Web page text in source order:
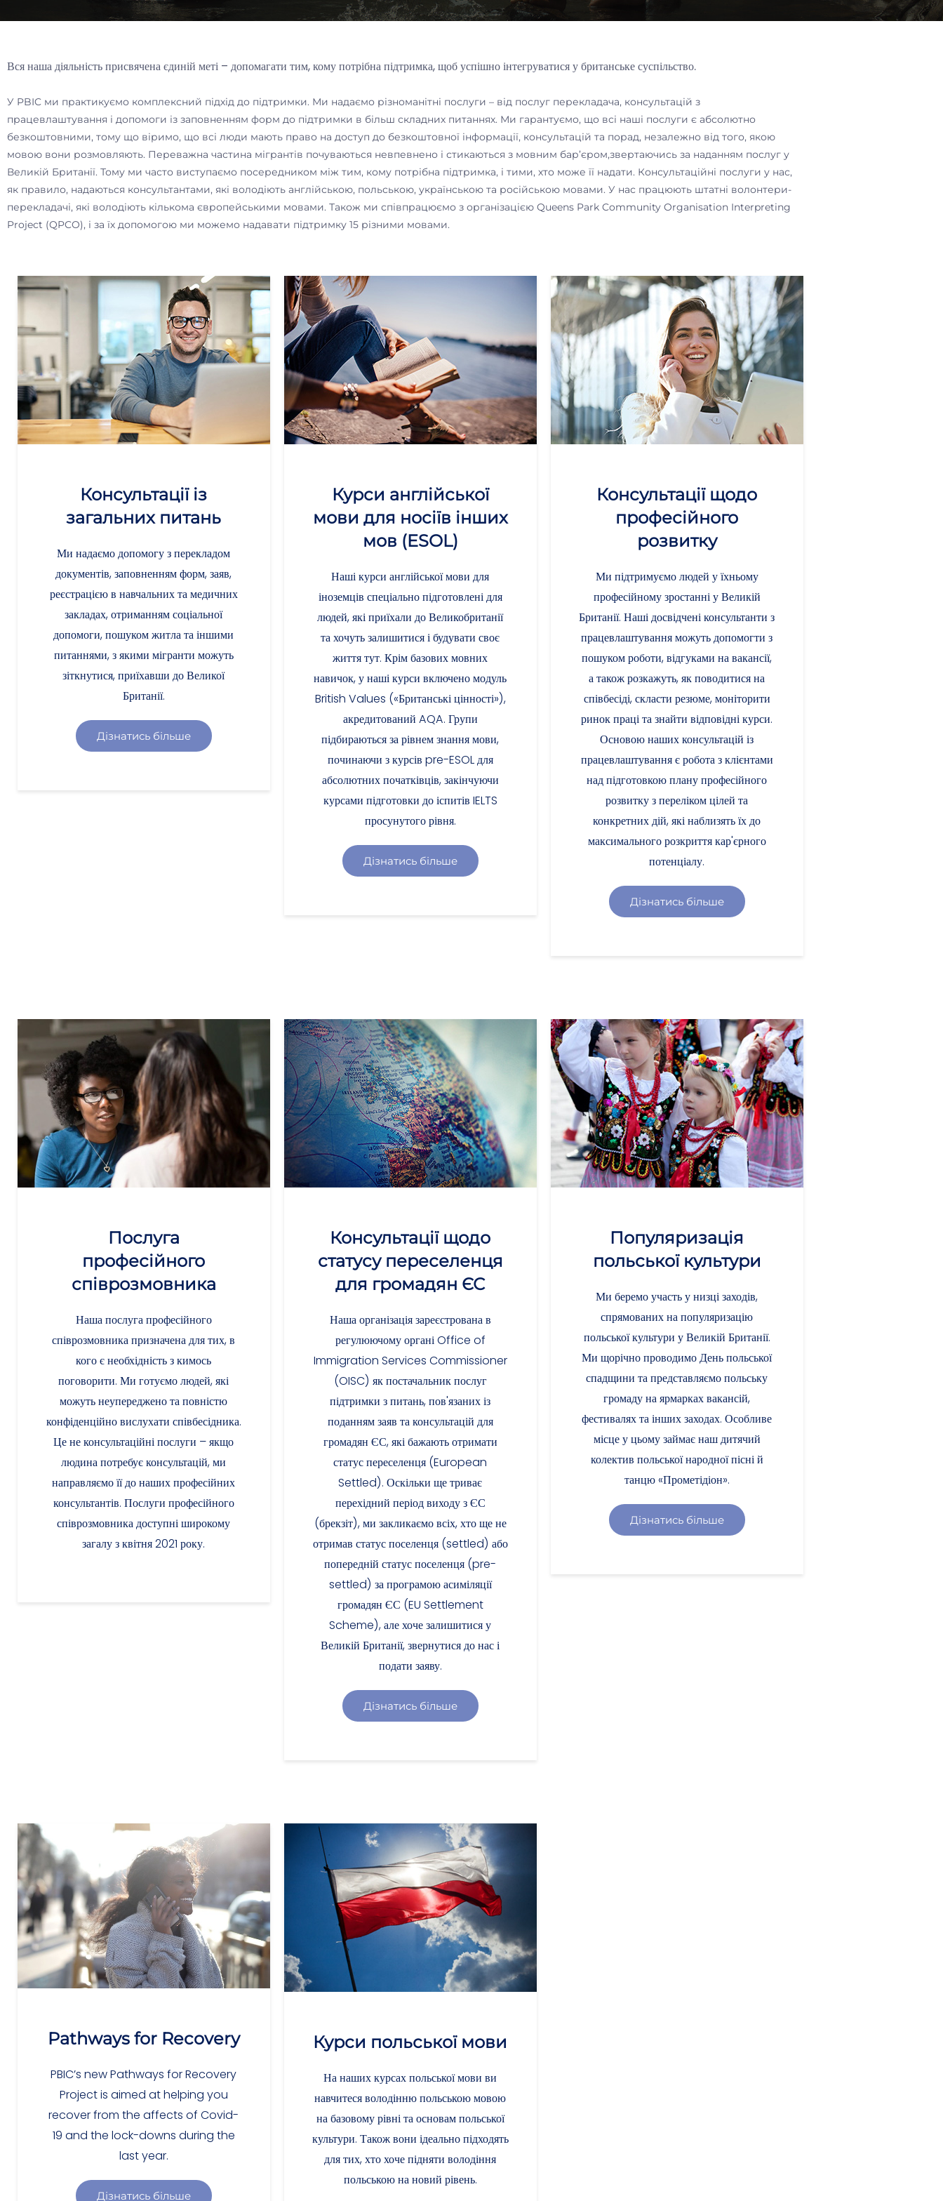
Вся наша діяльність присвячена єдиній меті – допомагати тим, кому потрібна підтримка, щоб успішно інтегруватися у британське суспільство.
У PBIC ми практикуємо комплексний підхід до підтримки. Ми надаємо різноманітні послуги – від послуг перекладача, консультацій з
працевлаштування і допомоги із заповненням форм до підтримки в більш складних питаннях. Ми гарантуємо, що всі наші послуги є абсолютно
безкоштовними, тому що віримо, що всі люди мають право на доступ до безкоштовної інформації, консультацій та порад, незалежно від того, якою
мовою вони розмовляють. Переважна частина мігрантів почуваються невпевнено і стикаються з мовним бар’єром,звертаючись за наданням послуг у
Великій Британії. Тому ми часто виступаємо посередником між тим, кому потрібна підтримка, і тими, хто може її надати. Консультаційні послуги у нас,
як правило, надаються консультантами, які володіють англійською, польською, українською та російською мовами. У нас працюють штатні волонтери-
перекладачі, які володіють кількома європейськими мовами. Також ми співпрацюємо з організацією Queens Park Community Organisation Interpreting
Project (QPCO), і за їх допомогою ми можемо надавати підтримку 15 різними мовами.
Консультації із
загальних питань
Ми надаємо допомогу з перекладом
документів, заповненням форм, заяв,
реєстрацією в навчальних та медичних
закладах, отриманням соціальної
допомоги, пошуком житла та іншими
питаннями, з якими мігранти можуть
зіткнутися, приїхавши до Великої
Британії.
Дізнатись більше
Курси англійської
мови для носіїв інших
мов (ESOL)
Наші курси англійської мови для
іноземців спеціально підготовлені для
людей, які приїхали до Великобританії
та хочуть залишитися і будувати своє
життя тут. Крім базових мовних
навичок, у наші курси включено модуль
British Values («Британські цінності»),
акредитований AQA. Групи
підбираються за рівнем знання мови,
починаючи з курсів pre-ESOL для
абсолютних початківців, закінчуючи
курсами підготовки до іспитів IELTS
просунутого рівня.
Дізнатись більше
Консультації щодо
професійного
розвитку
Ми підтримуємо людей у їхньому
професійному зростанні у Великій
Британії. Наші досвідчені консультанти з
працевлаштування можуть допомогти з
пошуком роботи, відгуками на вакансії,
а також розкажуть, як поводитися на
співбесіді, скласти резюме, моніторити
ринок праці та знайти відповідні курси.
Основою наших консультацій із
працевлаштування є робота з клієнтами
над підготовкою плану професійного
розвитку з переліком цілей та
конкретних дій, які наблизять їх до
максимального розкриття кар'єрного
потенціалу.
Дізнатись більше
Послуга
професійного
співрозмовника
Наша послуга професійного
співрозмовника призначена для тих, в
кого є необхідність з кимось
поговорити. Ми готуємо людей, які
можуть неупереджено та повністю
конфіденційно вислухати співбесідника.
Це не консультаційні послуги – якщо
людина потребує консультацій, ми
направляємо її до наших професійних
консультантів. Послуги професійного
співрозмовника доступні широкому
загалу з квітня 2021 року.
Консультації щодо
статусу переселенця
для громадян ЄС
Наша організація зареєстрована в
регулюючому органі Office of
Immigration Services Commissioner
(OISC) як постачальник послуг
підтримки з питань, пов'язаних із
поданням заяв та консультацій для
громадян ЄС, які бажають отримати
статус переселенця (European
Settled). Оскільки ще триває
перехідний період виходу з ЄС
(брекзіт), ми закликаємо всіх, хто ще не
отримав статус поселенця (settled) або
попередній статус поселенця (pre-
settled) за програмою асиміляції
громадян ЄС (EU Settlement
Scheme), але хоче залишитися у
Великій Британії, звернутися до нас і
подати заяву.
Дізнатись більше
Популяризація
польської культури
Ми беремо участь у низці заходів,
спрямованих на популяризацію
польської культури у Великій Британії.
Ми щорічно проводимо День польської
спадщини та представляємо польську
громаду на ярмарках вакансій,
фестивалях та інших заходах. Особливе
місце у цьому займає наш дитячий
колектив польської народної пісні й
танцю «Прометідіон».
Дізнатись більше
Pathways for Recovery
PBIC’s new Pathways for Recovery
Project is aimed at helping you
recover from the affects of Covid-
19 and the lock-downs during the
last year.
Дізнатись більше
Курси польської мови
На наших курсах польської мови ви
навчитеся володінню польською мовою
на базовому рівні та основам польської
культури. Також вони ідеально підходять
для тих, хто хоче підняти володіння
польською на новий рівень.